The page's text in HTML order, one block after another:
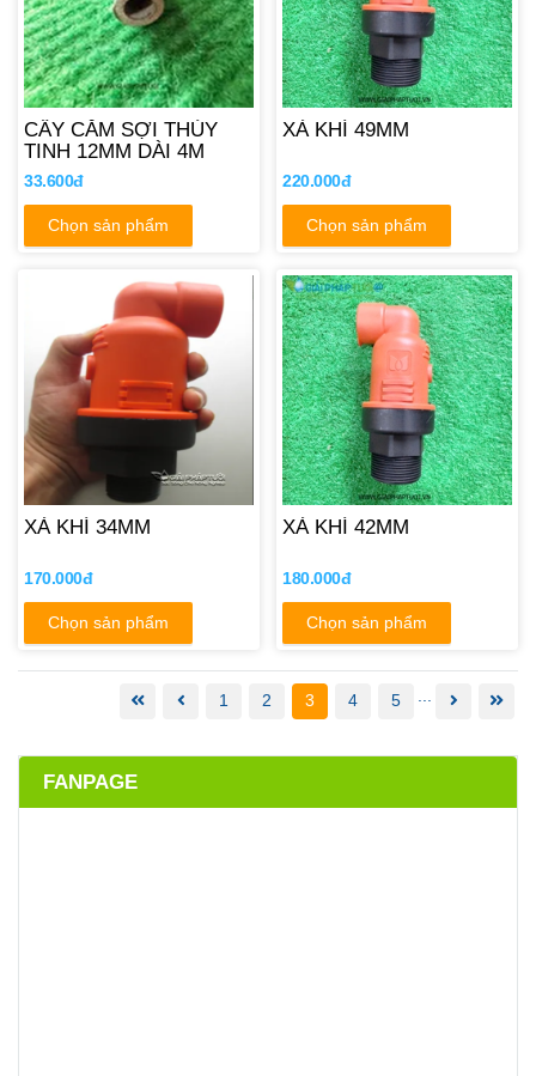
CÂY CẮM SỢI THỦY
TINH 12MM DÀI 4M
33.600đ
Chọn sản phẩm
XẢ KHÍ 49MM
220.000đ
Chọn sản phẩm
XẢ KHÍ 34MM
170.000đ
Chọn sản phẩm
XẢ KHÍ 42MM
180.000đ
Chọn sản phẩm
1 2 3 4 5
FANPAGE